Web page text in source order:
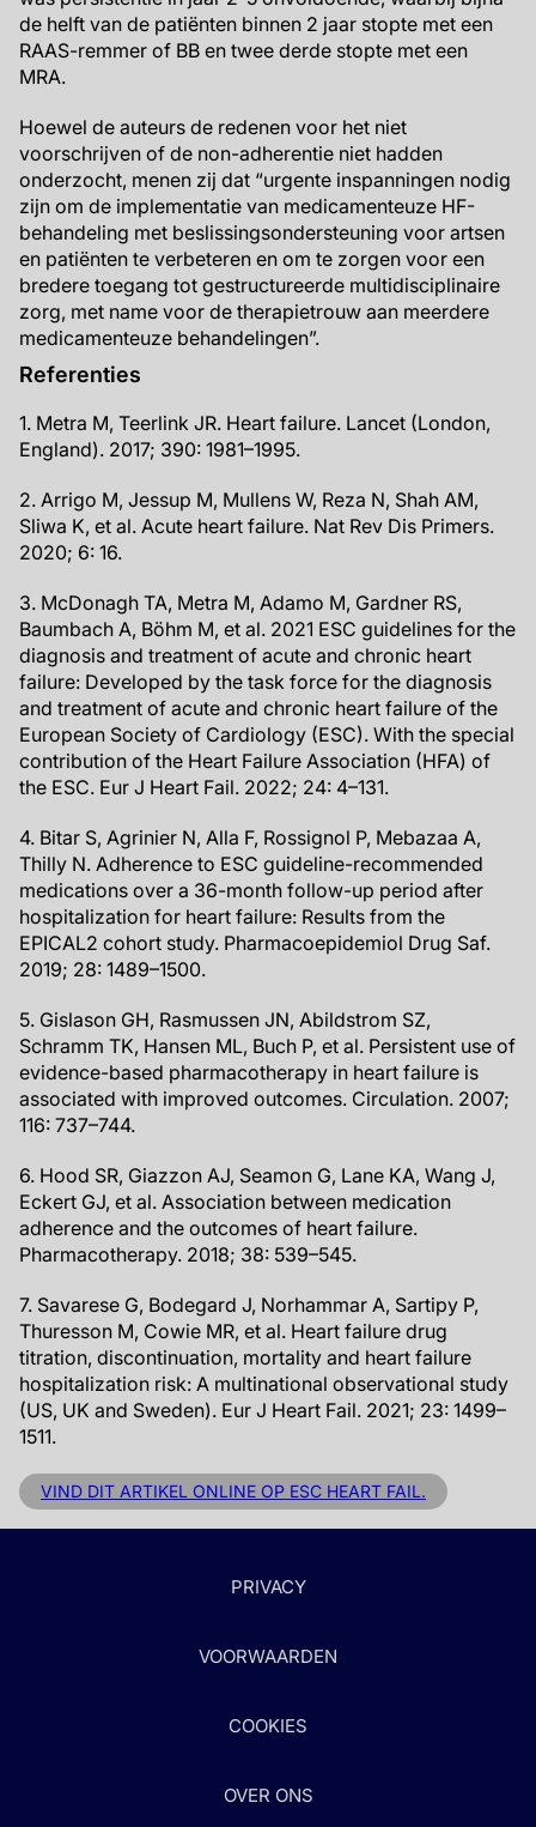
de helft van de patiënten binnen 2 jaar stopte met een
RAAS-remmer of BB en twee derde stopte met een
MRA.
Hoewel de auteurs de redenen voor het niet
voorschrijven of de non-adherentie niet hadden
onderzocht, menen zij dat “urgente inspanningen nodig
zijn om de implementatie van medicamenteuze HF-
behandeling met beslissingsondersteuning voor artsen
en patiënten te verbeteren en om te zorgen voor een
bredere toegang tot gestructureerde multidisciplinaire
zorg, met name voor de therapietrouw aan meerdere
medicamenteuze behandelingen”.
Referenties
1. Metra M, Teerlink JR. Heart failure. Lancet (London,
England). 2017; 390: 1981–1995.
2. Arrigo M, Jessup M, Mullens W, Reza N, Shah AM,
Sliwa K, et al. Acute heart failure. Nat Rev Dis Primers.
2020; 6: 16.
3. McDonagh TA, Metra M, Adamo M, Gardner RS,
Baumbach A, Böhm M, et al. 2021 ESC guidelines for the
diagnosis and treatment of acute and chronic heart
failure: Developed by the task force for the diagnosis
and treatment of acute and chronic heart failure of the
European Society of Cardiology (ESC). With the special
contribution of the Heart Failure Association (HFA) of
the ESC. Eur J Heart Fail. 2022; 24: 4–131.
4. Bitar S, Agrinier N, Alla F, Rossignol P, Mebazaa A,
Thilly N. Adherence to ESC guideline-recommended
medications over a 36-month follow-up period after
hospitalization for heart failure: Results from the
EPICAL2 cohort study. Pharmacoepidemiol Drug Saf.
2019; 28: 1489–1500.
5. Gislason GH, Rasmussen JN, Abildstrom SZ,
Schramm TK, Hansen ML, Buch P, et al. Persistent use of
evidence-based pharmacotherapy in heart failure is
associated with improved outcomes. Circulation. 2007;
116: 737–744.
6. Hood SR, Giazzon AJ, Seamon G, Lane KA, Wang J,
Eckert GJ, et al. Association between medication
adherence and the outcomes of heart failure.
Pharmacotherapy. 2018; 38: 539–545.
7. Savarese G, Bodegard J, Norhammar A, Sartipy P,
Thuresson M, Cowie MR, et al. Heart failure drug
titration, discontinuation, mortality and heart failure
hospitalization risk: A multinational observational study
(US, UK and Sweden). Eur J Heart Fail. 2021; 23: 1499–
1511.
VIND DIT ARTIKEL ONLINE OP ESC HEART FAIL.
PRIVACY
VOORWAARDEN
COOKIES
OVER ONS